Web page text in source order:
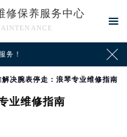
修保养服务中心

务！ 
决腕表停走：浪琴专业维修指南
业维修指南